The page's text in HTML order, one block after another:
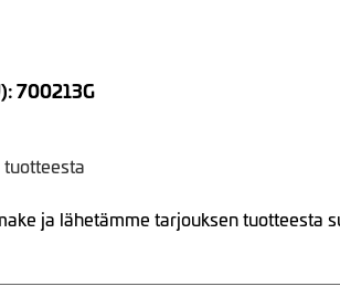
700213G
ja lähetämme tarjouksen tuotteesta